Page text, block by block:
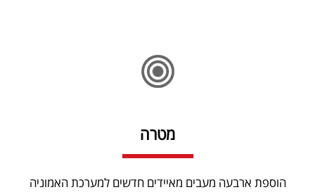
מטרה
הוספת ארבעה מעבים מאיידים חדשים למערכת האמוניה